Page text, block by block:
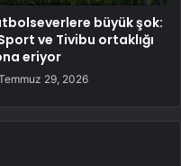
büyük şok:
ve Tivibu ortaklığı
eriyor
29, 2026